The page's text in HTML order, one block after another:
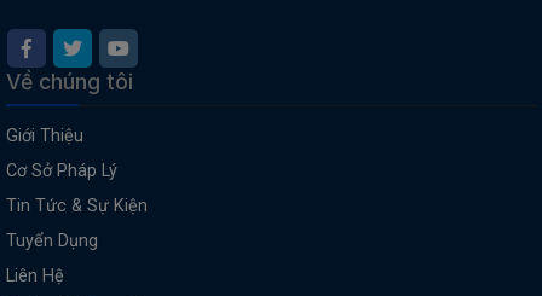
Về chúng tôi
Giới Thiệu
Cơ Sở Pháp Lý
Tin Tức & Sự Kiện
Tuyển Dụng
Liên Hệ